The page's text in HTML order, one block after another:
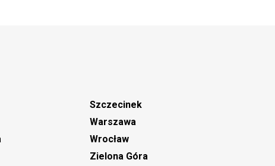
Szczecinek
Warszawa
Wrocław
Zielona Góra